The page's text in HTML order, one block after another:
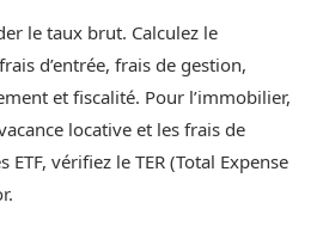
le taux brut. Calculez le
d’entrée, frais de gestion,
et fiscalité. Pour l’immobilier,
locative et les frais de
ETF, vérifiez le TER (Total Expense